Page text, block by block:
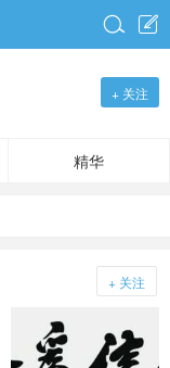


+ 关注
精华
+ 关注